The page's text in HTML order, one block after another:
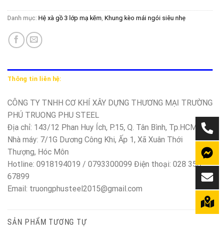
Danh mục: Hệ xà gồ 3 lớp mạ kẽm, Khung kèo mái ngói siêu nhẹ
Thông tin liên hệ:
CÔNG TY TNHH CƠ KHÍ XÂY DỰNG THƯƠNG MẠI TRƯỜNG
PHÚ TRUONG PHU STEEL
Địa chỉ: 143/12 Phan Huy Ích, P.15, Q. Tân Bình, Tp.HCM
Nhà máy: 7/1G Dương Công Khi, Ấp 1, Xã Xuân Thới
Thượng, Hóc Môn
Hotline: 0918194019 / 0793300099 Điện thoại: 028 350
67899
Email: truongphusteel2015@gmail.com
SẢN PHẨM TƯƠNG TỰ